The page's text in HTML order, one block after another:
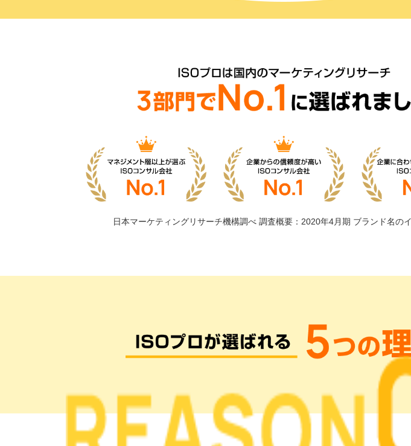
日本マーケティングリサーチ機構調べ調査概要：2020年4月期 ブランド名の